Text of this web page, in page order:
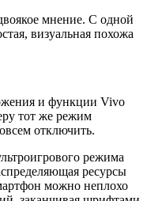
мнение. С одной
визуальная похожа
и функции Vivo
тот же режим
отключить.
режима
ресурсы
можно неплохо